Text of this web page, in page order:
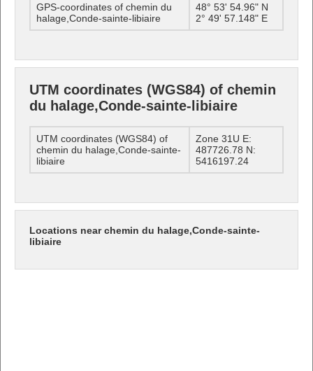
GPS-coordinates of chemin du
halage,Conde-sainte-libiaire
48° 53' 54.96" N
2° 49' 57.148" E
UTM coordinates (WGS84) of chemin
du halage,Conde-sainte-libiaire
UTM coordinates (WGS84) of
chemin du halage,Conde-sainte-
libiaire
Zone 31U E:
487726.78 N:
5416197.24
Locations near chemin du halage,Conde-sainte-
libiaire